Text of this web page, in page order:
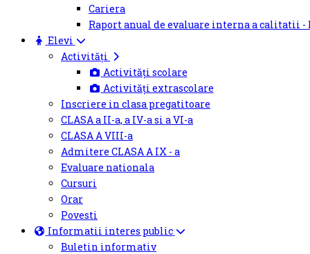
Cariera
Raport anual de evaluare interna a calitatii -
Elevi
Activități
Activități scolare
Activități extrascolare
Inscriere in clasa pregatitoare
CLASA a II-a, a IV-a si a VI-a
CLASA A VIII-a
Admitere CLASA A IX - a
Evaluare nationala
Cursuri
Orar
Povesti
Informatii interes public
Buletin informativ